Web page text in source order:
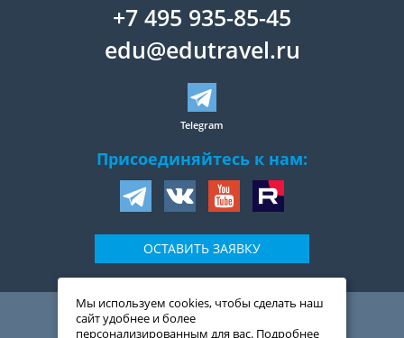
+7 495 935-85-45
edu@edutravel.ru
Telegram
Присоединяйтесь к нам:
ОСТАВИТЬ ЗАЯВКУ
109044,Россия,Москва,
ул. Воронцовская, д. 20,
2-й подъезд, 1-ый этаж
Мы используем cookies, чтобы сделать наш
сайт удобнее и более
персонализированным для вас. Подробнее